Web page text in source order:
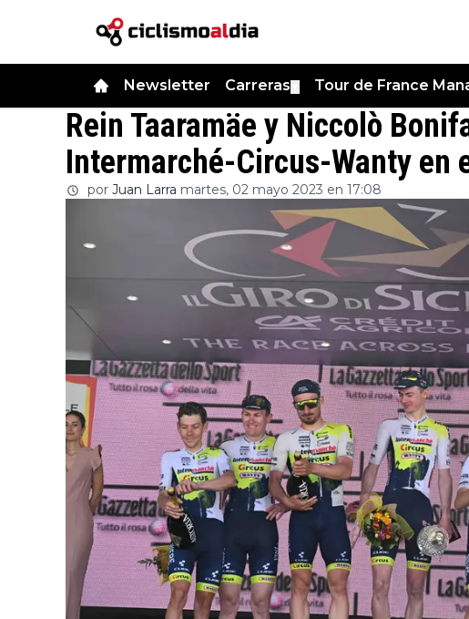
Newsletter Carreras Tour de France
Rein Taaramäe y Niccolò
Intermarché-Circus-Wanty en
por Juan Larra martes, 02 mayo 2023 en 17:08